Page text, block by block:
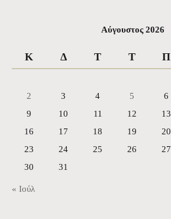
Αύγουστος 2026
Κ Δ Τ Τ Π
2
3 4 5 6
9
10 11 12 13
16
17 18 19 20
23
24 25 26 27
30
31
« Ιούλ